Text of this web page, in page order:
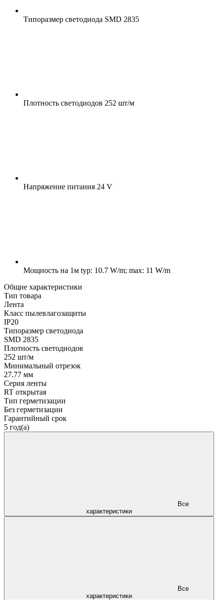
Типоразмер светодиода SMD 2835
Плотность светодиодов 252 шт/м
Напряжение питания 24 V
Мощность на 1м typ: 10.7 W/m; max: 11 W/m
Общие характеристики
Тип товара
Лента
Класс пылевлагозащиты
IP20
Типоразмер светодиода
SMD 2835
Плотность светодиодов
252 шт/м
Минимальный отрезок
27.77 мм
Серия ленты
RT открытая
Тип герметизации
Без герметизации
Гарантийный срок
5 год(а)
характеристики
характеристики